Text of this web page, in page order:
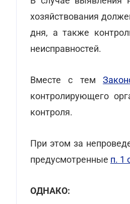
хозяйствования
дня, а также
неисправностей.
Вместе с тем
контролирующего
контроля.
При этом за
предусмотренные п. 1
ОДНАКО: